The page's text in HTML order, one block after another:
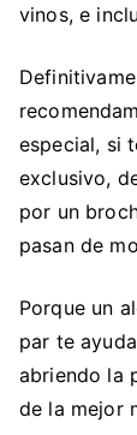
vinos, e
especial, si
exclusivo,
por un
pasan de
Porque un
par te
abriendo la
de la mejor